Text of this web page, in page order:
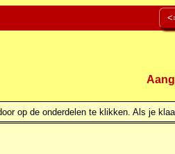
op de onderdelen te klikken. Als je